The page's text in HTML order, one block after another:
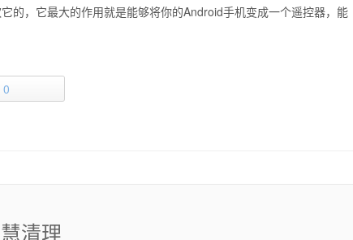
，它最大的作用就是能够将你的Android手机变成一个遥控器，能
0
清理